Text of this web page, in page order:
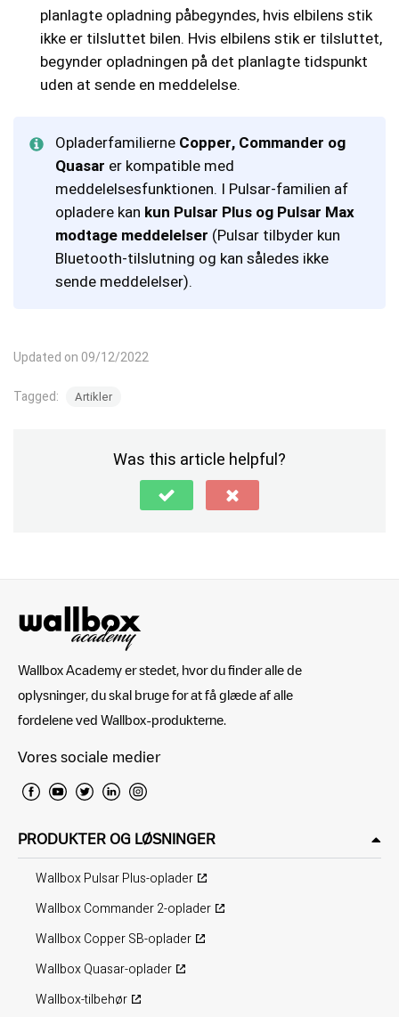
planlagte opladning påbegyndes, hvis elbilens stik
ikke er tilsluttet bilen. Hvis elbilens stik er tilsluttet,
begynder opladningen på det planlagte tidspunkt
uden at sende en meddelelse.
Opladerfamilierne Copper, Commander og
Quasar er kompatible med
meddelelsesfunktionen. I Pulsar-familien af
opladere kan kun Pulsar Plus og Pulsar Max
modtage meddelelser (Pulsar tilbyder kun
Bluetooth-tilslutning og kan således ikke
sende meddelelser).
Updated on 09/12/2022
Tagged: Artikler
Was this article helpful?
Wallbox Academy er stedet, hvor du finder alle de
oplysninger, du skal bruge for at få glæde af alle
fordelene ved Wallbox-produkterne.
Vores sociale medier
PRODUKTER OG LØSNINGER
Wallbox Pulsar Plus-oplader
Wallbox Commander 2-oplader
Wallbox Copper SB-oplader
Wallbox Quasar-oplader
Wallbox-tilbehør